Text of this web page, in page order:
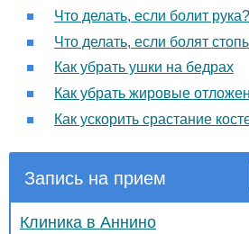
Что делать, если болит рука?
Что делать, если болят
Как убрать ушки на бедрах
Как убрать жировые
Как ускорить срастание
Запись на прием
Клиника в Аннино